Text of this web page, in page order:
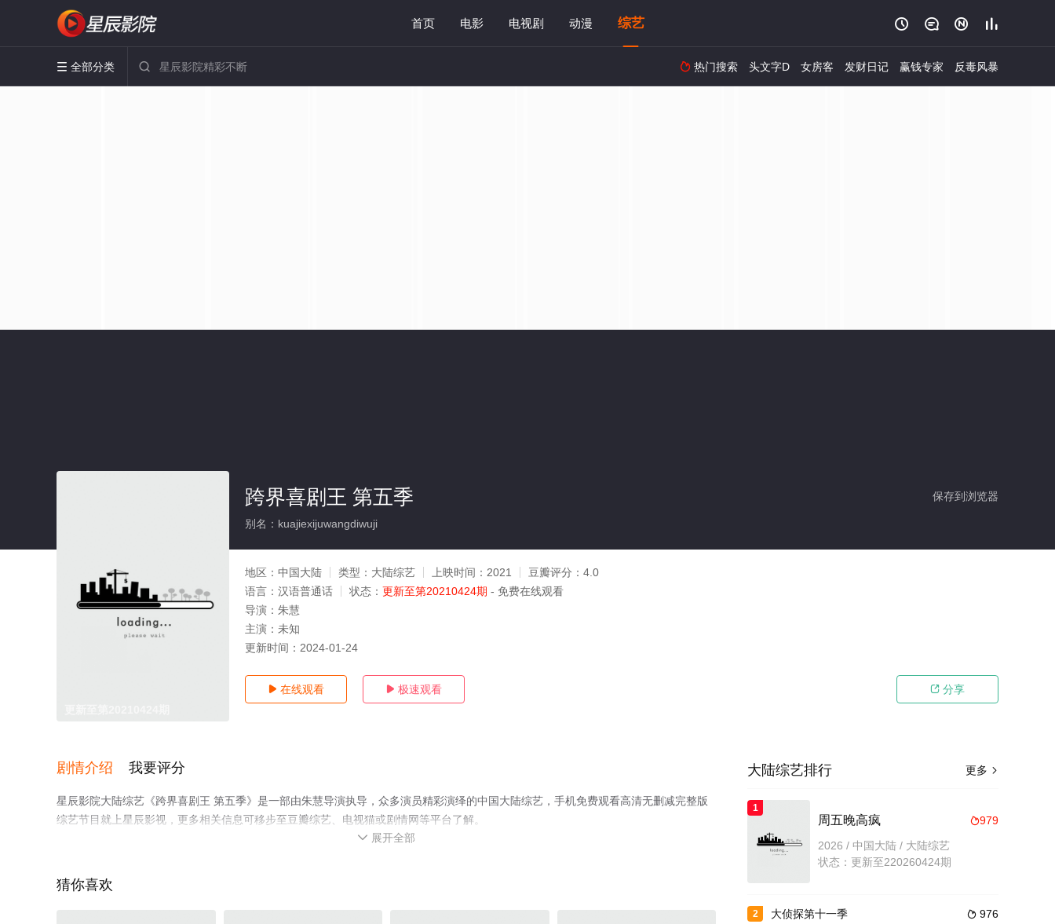
首页 电影 电视剧 动漫 综艺    
 全部分类   热门搜索 头文字D 女房客 发财日记 赢钱专家 反毒风暴
保存到浏览器
跨界喜剧王 第五季
别名：kuajiexijuwangdiwuji
地区： 中国大陆 类型： 大陆综艺 上映时间： 2021 豆瓣评分： 4.0
语言： 汉语普通话 状态： 更新至第20210424期 - 免费在线观看
导演： 朱慧
主演： 未知
更新时间： 2024-01-24
 在线观看  极速观看  分享
剧情介绍 我要评分
星辰影院大陆综艺《跨界喜剧王 第五季》是一部由朱慧导演执导，众多演员精彩演绎的中国大陆综艺，手机免费观看高清无删减完整版
综艺节目就上星辰影视，更多相关信息可移步至豆瓣综艺、电视猫或剧情网等平台了解。
 展开全部
猜你喜欢
更多 
大陆综艺排行
1
979
周五晚高疯
2026 / 中国大陆 / 大陆综艺
状态：更新至220260424期
2  976
大侦探第十一季